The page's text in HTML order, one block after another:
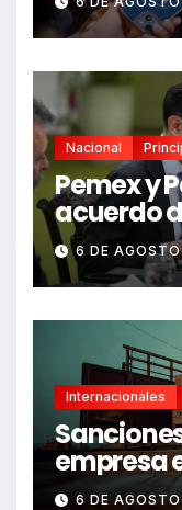
Nacional
Pemex y
acuerdo
bilateral
6 DE
Internacionales
empresa
revisarlas
6 DE